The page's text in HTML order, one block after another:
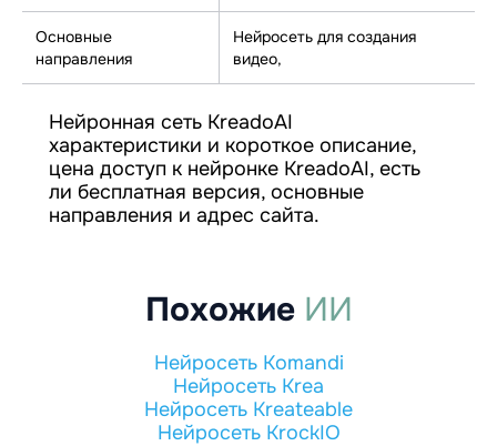
Основные
направления
Нейросеть для создания
видео,
Нейронная сеть KreadoAI
характеристики и короткое описание,
цена доступ к нейронке KreadoAI, есть
ли бесплатная версия, основные
направления и адрес сайта.
Похожие ИИ
Нейросеть Komandi
Нейросеть Krea
Нейросеть Kreateable
Нейросеть KrockIO